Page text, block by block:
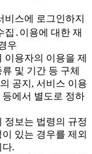
비스에 로그인하지
집․이용에 대한 재
우
용자의 이용을 제
및 기간 등 구체
공지, 서비스 이용
에서 별도로 정하
보는 법령의 규정
있는 경우를 제외
.